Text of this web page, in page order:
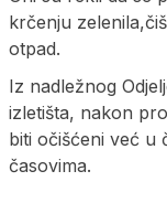
krčenju
otpad.
Iz nadležnog
izletišta, nakon
biti očišćeni već u
časovima.